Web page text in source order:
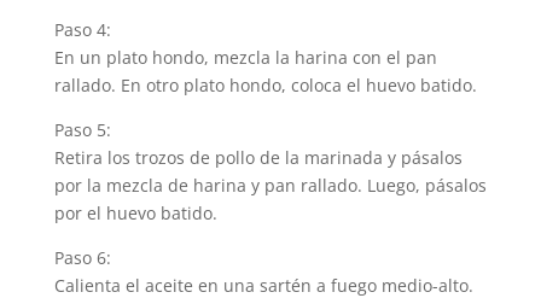
Paso 4:
En un plato hondo, mezcla la harina con el pan
rallado. En otro plato hondo, coloca el huevo batido.
Paso 5:
Retira los trozos de pollo de la marinada y pásalos
por la mezcla de harina y pan rallado. Luego, pásalos
por el huevo batido.
Paso 6:
Calienta el aceite en una sartén a fuego medio-alto.